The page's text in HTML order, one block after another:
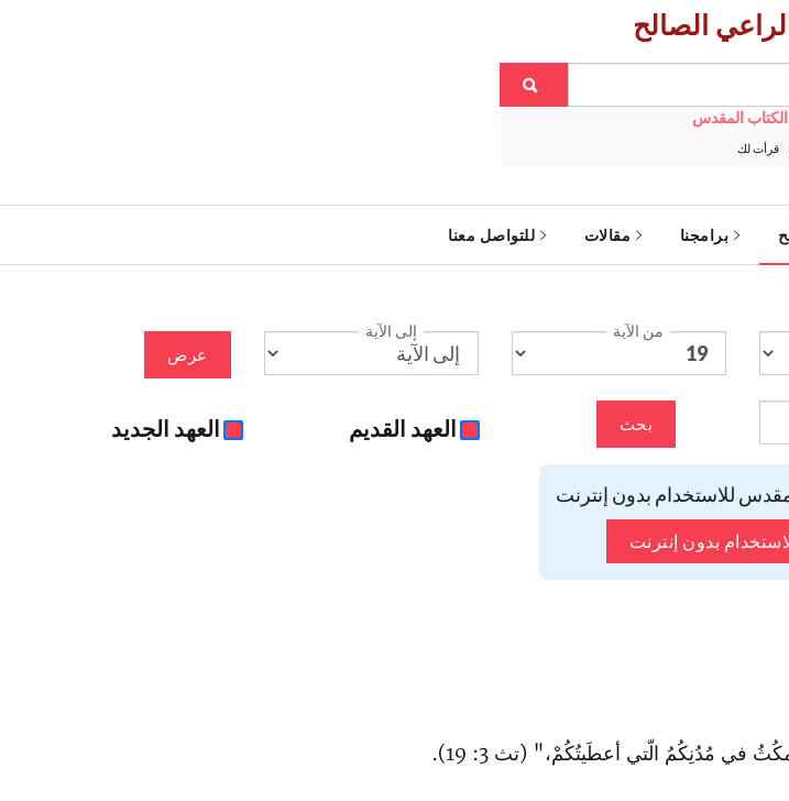
الصالح
المقدس
قرأت لك
برامجنا مقالات للتواصل معنا
من الآية إلى الآية
عرض
بحث العهد القديم العهد الجديد
للاستخدام بدون إنترنت
بدون إنترنت
مُدُنِكُمُ الّتي أعطَيتُكُمْ،" (تث 3: 19).